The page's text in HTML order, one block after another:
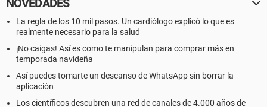
NOVEDADES
La regla de los 10 mil pasos. Un cardiólogo explicó lo que es
realmente necesario para la salud
¡No caigas! Así es como te manipulan para comprar más en
temporada navideña
Así puedes tomarte un descanso de WhatsApp sin borrar la
aplicación
Los científicos descubren una red de canales de 4.000 años de